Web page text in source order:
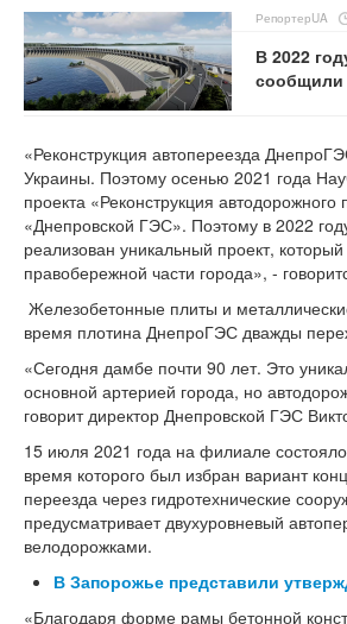
РепортерUA
В 2022
сообщили
«Реконструкция автопереезда
Украины. Поэтому осенью 2021 года
проекта «Реконструкция
«Днепровской ГЭС». Поэтому в 2022
реализован уникальный проект,
правобережной части города», -
Железобетонные плиты и
время плотина ДнепроГЭС дважды
«Сегодня дамбе почти 90 лет. Это
основной артерией города, но
говорит директор Днепровской ГЭС
15 июля 2021 года на филиале
время которого был избран вариант
переезда через гидротехнические
предусматривает двухуровневый
велодорожками.
В Запорожье представили
«Благодаря форме рамы бетонной